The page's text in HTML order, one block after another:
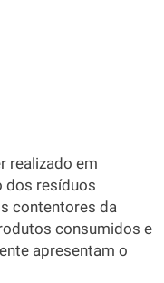
realizado em
dos resíduos
contentores da
consumidos e
apresentam o